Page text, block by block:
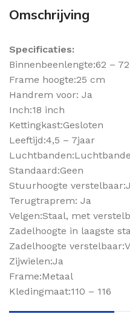
Omschrijving
Specificaties:
Binnenbeenlengte:62 –
Frame hoogte:25 cm
Handrem voor: Ja
Inch:18 inch
Kettingkast:Gesloten
Leeftijd:4,5 – 7jaar
Standaard:Geen
Stuurhoogte
Terugtraprem: Ja
Velgen:Staal, met
Zadelhoogte in laagste
Zadelhoogte
Zijwielen:Ja
Frame:Metaal
Kledingmaat:110 – 116